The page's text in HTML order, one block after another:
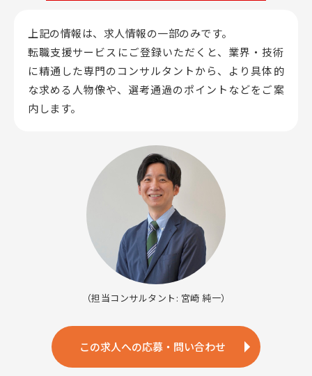
上記の情報は、求人情報の一部のみです。
転職支援サービスにご登録いただくと、業界・技術
に精通した専門のコンサルタントから、 より具体的
な求める人物像や、選考通過のポイントなどをご案
内します。
（担当コンサルタント: 宮崎 純一）
この求人への応募・問い合わせ